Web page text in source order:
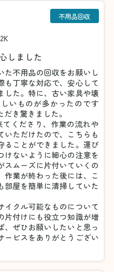
2K
不用品回収
しました
た不用品の回収をお願いし
も丁寧な対応で、安心して
した。特に、古い家具や壊
いものが多かったのです
き驚きました。
くださり、作業の流れや
いただけたので、こちらも
ることができました。運び
けないように細心の注意を
スムーズに片付いていくの
作業が終わった後には、こ
部屋を簡単に清掃していた
イクル可能なものについて
片付けにも役立つ知識が増
、ぜひお願いしたいと思っ
ービスをありがとうござい